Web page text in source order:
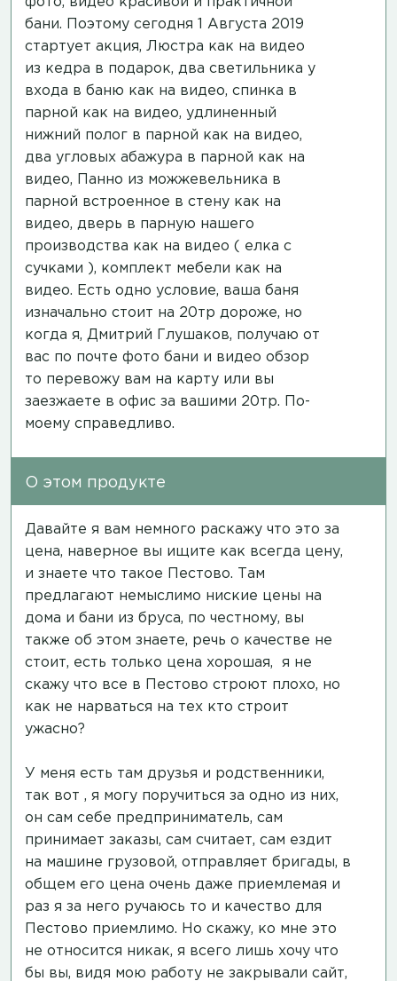
бани. Поэтому сегодня 1 Августа 2019
стартует акция, Люстра как на видео
из кедра в подарок, два светильника у
входа в баню как на видео, спинка в
парной как на видео, удлиненный
нижний полог в парной как на видео,
два угловых абажура в парной как на
видео, Панно из можжевельника в
парной встроенное в стену как на
видео, дверь в парную нашего
производства как на видео ( елка с
сучками ), комплект мебели как на
видео. Есть одно условие, ваша баня
изначально стоит на 20тр дороже, но
когда я, Дмитрий Глушаков, получаю от
вас по почте фото бани и видео обзор
то перевожу вам на карту или вы
заезжаете в офис за вашими 20тр. По-
моему справедливо.
О этом продукте
Давайте я вам немного раскажу что это за
цена, наверное вы ищите как всегда цену,
и знаете что такое Пестово. Там
предлагают немыслимо ниские цены на
дома и бани из бруса, по честному, вы
также об этом знаете, речь о качестве не
стоит, есть только цена хорошая, я не
скажу что все в Пестово строют плохо, но
как не нарваться на тех кто строит
ужасно?
У меня есть там друзья и родственники,
так вот , я могу поручиться за одно из них,
он сам себе предприниматель, сам
принимает заказы, сам считает, сам ездит
на машине грузовой, отправляет бригады, в
общем его цена очень даже приемлемая и
раз я за него ручаюсь то и качество для
Пестово приемлимо. Но скажу, ко мне это
не относится никак, я всего лишь хочу что
бы вы, видя мою работу не закрывали сайт,